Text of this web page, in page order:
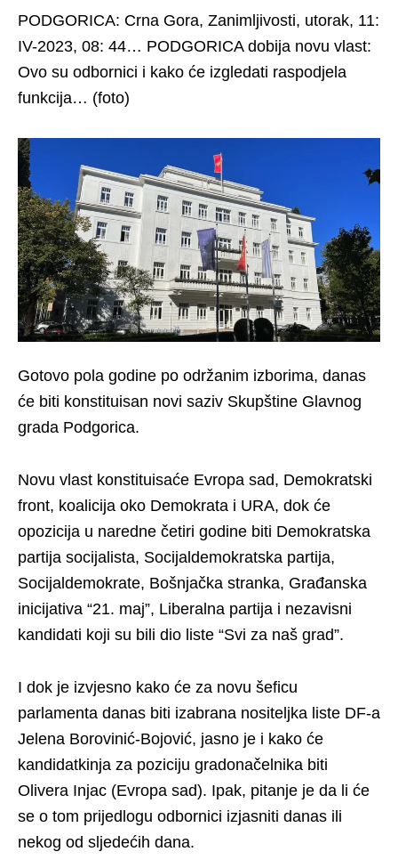
PODGORICA: Crna Gora, Zanimljivosti, utorak, 11:
IV-2023, 08: 44… PODGORICA dobija novu vlast:
Ovo su odbornici i kako će izgledati raspodjela
funkcija… (foto)
Gotovo pola godine po održanim izborima, danas
će biti konstituisan novi saziv Skupštine Glavnog
grada Podgorica.
Novu vlast konstituisaće Evropa sad, Demokratski
front, koalicija oko Demokrata i URA, dok će
opozicija u naredne četiri godine biti Demokratska
partija socijalista, Socijaldemokratska partija,
Socijaldemokrate, Bošnjačka stranka, Građanska
inicijativa “21. maj”, Liberalna partija i nezavisni
kandidati koji su bili dio liste “Svi za naš grad”.
I dok je izvjesno kako će za novu šeficu
parlamenta danas biti izabrana nositeljka liste DF-a
Jelena Borovinić-Bojović, jasno je i kako će
kandidatkinja za poziciju gradonačelnika biti
Olivera Injac (Evropa sad). Ipak, pitanje je da li će
se o tom prijedlogu odbornici izjasniti danas ili
nekog od sljedećih dana.